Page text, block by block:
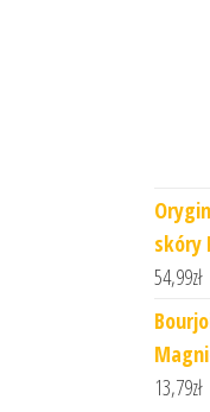
skóry
54,99zł
13,79zł